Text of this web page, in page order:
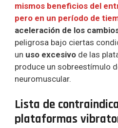
mismos beneficios del
pero en un período de
aceleración de los
peligrosa bajo ciertas
un uso excesivo de las
produce un sobreestímulo
neuromuscular.
Lista de
plataformas